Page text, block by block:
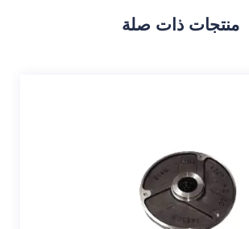
منتجات ذات صلة